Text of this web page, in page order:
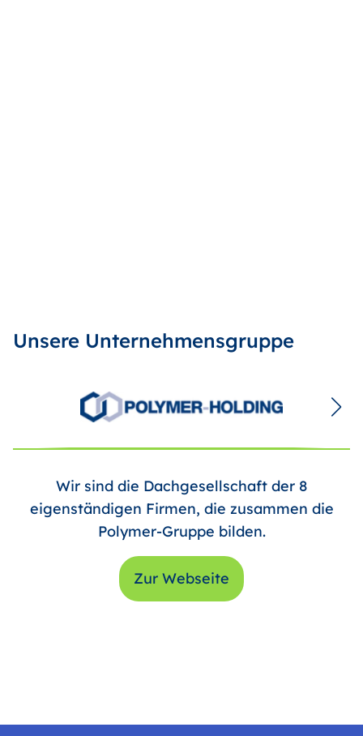
Unsere Unternehmensgruppe
Wir sind die Dachgesellschaft der 8
eigenständigen Firmen, die zusammen die
Polymer-Gruppe bilden.
Zur Webseite